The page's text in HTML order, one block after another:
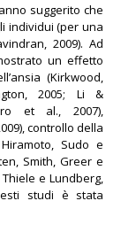
suggerito che
individui (per una
2009). Ad
un effetto
(Kirkwood,
2005; Li &
et al., 2007),
controllo della
Sudo e
Smith, Greer e
e Lundberg,
studi è stata